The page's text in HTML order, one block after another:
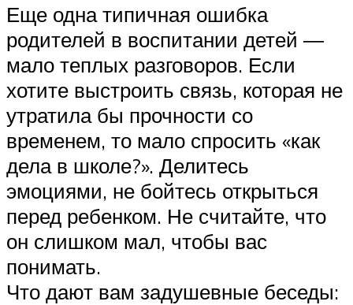
Еще одна типичная ошибка
родителей в воспитании детей ―
мало теплых разговоров. Если
хотите выстроить связь, которая не
утратила бы прочности со
временем, то мало спросить «как
дела в школе?». Делитесь
эмоциями, не бойтесь открыться
перед ребенком. Не считайте, что
он слишком мал, чтобы вас
понимать.
Что дают вам задушевные беседы: